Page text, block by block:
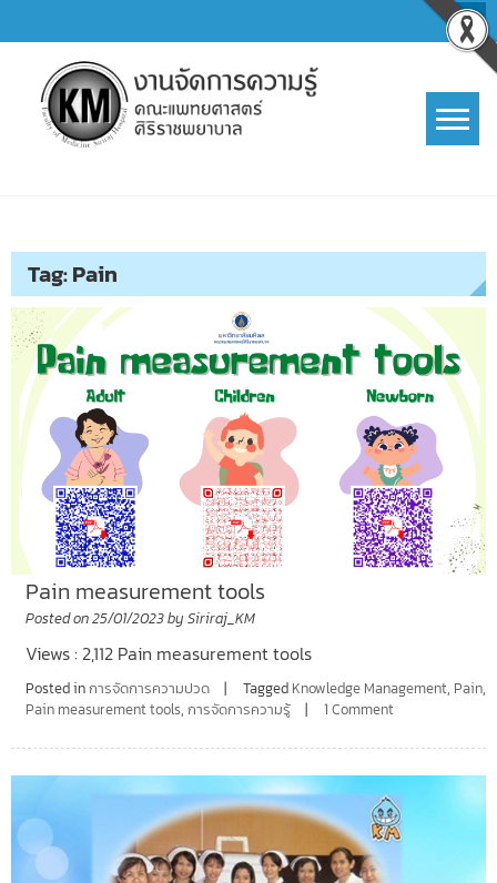
to
content
Tag:Pain
Pain measurement tools
Posted on25/01/2023by Siriraj_KM
Views : 2,112 Pain measurement tools
Posted inการจัดการความปวด Tagged Knowledge Management, Pain,
Pain measurement tools, การจัดการความรู้ 1 Comment